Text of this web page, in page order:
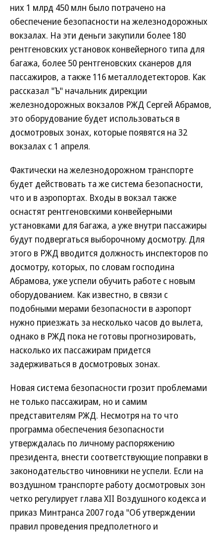
них 1 млрд 450 млн было потрачено на
обеспечение безопасности на железнодорожных
вокзалах. На эти деньги закупили более 180
рентгеновских установок конвейерного типа для
багажа, более 50 рентгеновских сканеров для
пассажиров, а также 116 металлодетекторов. Как
рассказал "Ъ" начальник дирекции
железнодорожных вокзалов РЖД Сергей Абрамов,
это оборудование будет использоваться в
досмотровых зонах, которые появятся на 32
вокзалах с 1 апреля.
Фактически на железнодорожном транспорте
будет действовать та же система безопасности,
что и в аэропортах. Входы в вокзал также
оснастят рентгеновскими конвейерными
установками для багажа, а уже внутри пассажиры
будут подвергаться выборочному досмотру. Для
этого в РЖД вводится должность инспекторов по
досмотру, которых, по словам господина
Абрамова, уже успели обучить работе с новым
оборудованием. Как известно, в связи с
подобными мерами безопасности в аэропорт
нужно приезжать за несколько часов до вылета,
однако в РЖД пока не готовы прогнозировать,
насколько их пассажирам придется
задерживаться в досмотровых зонах.
Новая система безопасности грозит проблемами
не только пассажирам, но и самим
представителям РЖД. Несмотря на то что
программа обеспечения безопасности
утверждалась по личному распоряжению
президента, внести соответствующие поправки в
законодательство чиновники не успели. Если на
воздушном транспорте работу досмотровых зон
четко регулирует глава XII Воздушного кодекса и
приказ Минтранса 2007 года "Об утверждении
правил проведения предполетного и